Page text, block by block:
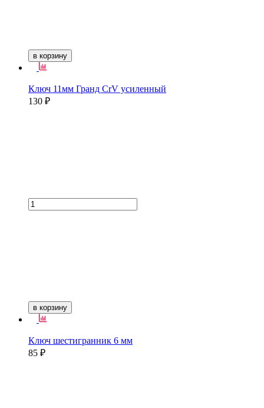
в корзину
Ключ 11мм Гранд CrV усиленный
130 ₽
в корзину
Ключ шестигранник 6 мм
85 ₽